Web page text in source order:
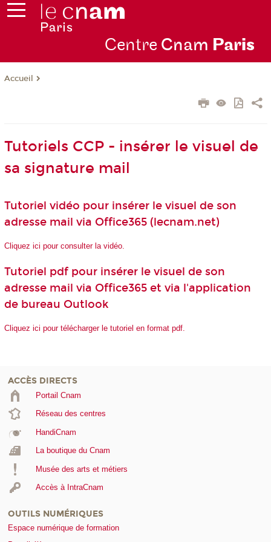
Centre Cnam Paris
Accueil
Tutoriels CCP - insérer le visuel de
sa signature mail
Tutoriel vidéo pour insérer le visuel de son
adresse mail via Office365 (lecnam.net)
Cliquez ici pour consulter la vidéo.
Tutoriel pdf pour insérer le visuel de son
adresse mail via Office365 et via l'application
de bureau Outlook
Cliquez ici pour télécharger le tutoriel en format pdf.
ACCÈS DIRECTS
Portail Cnam
Réseau des centres
HandiCnam
La boutique du Cnam
Musée des arts et métiers
Accès à IntraCnam
OUTILS NUMÉRIQUES
Espace numérique de formation